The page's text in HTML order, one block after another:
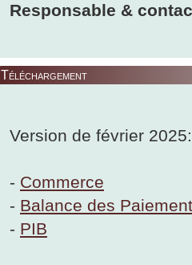
Responsable &
Téléchargement
Version de février 2025:
- Commerce
- Balance des
- PIB